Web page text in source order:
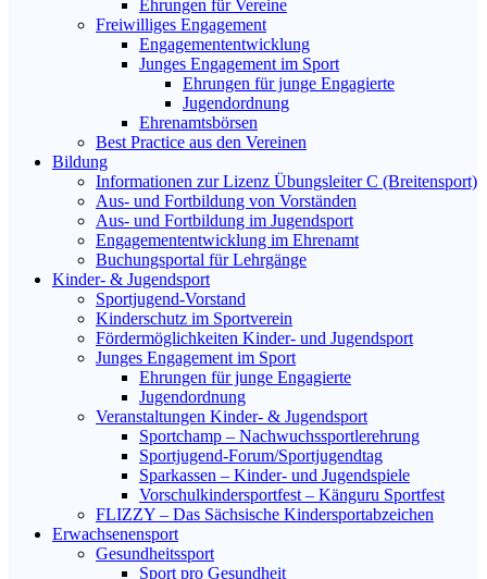
Ehrungen für Vereine
Freiwilliges Engagement
Engagemententwicklung
Junges Engagement im Sport
Ehrungen für junge Engagierte
Jugendordnung
Ehrenamtsbörsen
Best Practice aus den Vereinen
Bildung
Informationen zur Lizenz Übungsleiter C (Breitensport)
Aus- und Fortbildung von Vorständen
Aus- und Fortbildung im Jugendsport
Engagemententwicklung im Ehrenamt
Buchungsportal für Lehrgänge
Kinder- & Jugendsport
Sportjugend-Vorstand
Kinderschutz im Sportverein
Fördermöglichkeiten Kinder- und Jugendsport
Junges Engagement im Sport
Ehrungen für junge Engagierte
Jugendordnung
Veranstaltungen Kinder- & Jugendsport
Sportchamp – Nach­wuchs­sportler­ehrung
Sportjugend-Forum/Sport­jugend­tag
Sparkassen – Kinder- und Jugendspiele
Vorschulkindersportfest – Känguru Sportfest
FLIZZY – Das Sächsische Kindersportabzeichen
Erwachsenensport
Gesundheitssport
Sport pro Gesundheit